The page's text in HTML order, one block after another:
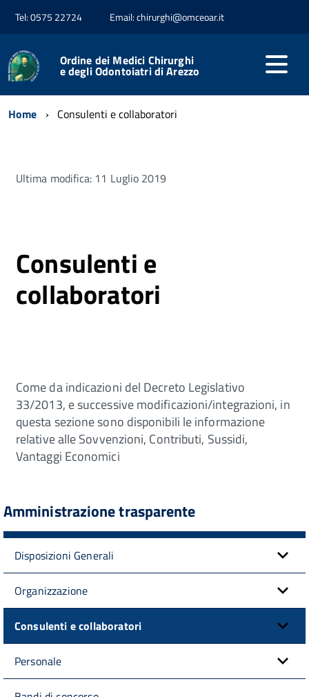
Tel: 0575 22724 Email: chirurghi@omceoar.it
Ordine dei Medici Chirurghi
e degli Odontoiatri di Arezzo
Home Consulenti e collaboratori
Ultima modifica: 11 Luglio 2019
Consulenti e
collaboratori
Come da indicazioni del Decreto Legislativo
33/2013, e successive modificazioni/integrazioni, in
questa sezione sono disponibili le informazione
relative alle Sovvenzioni, Contributi, Sussidi,
Vantaggi Economici
Amministrazione trasparente
Disposizioni Generali
Organizzazione
Consulenti e collaboratori
Personale